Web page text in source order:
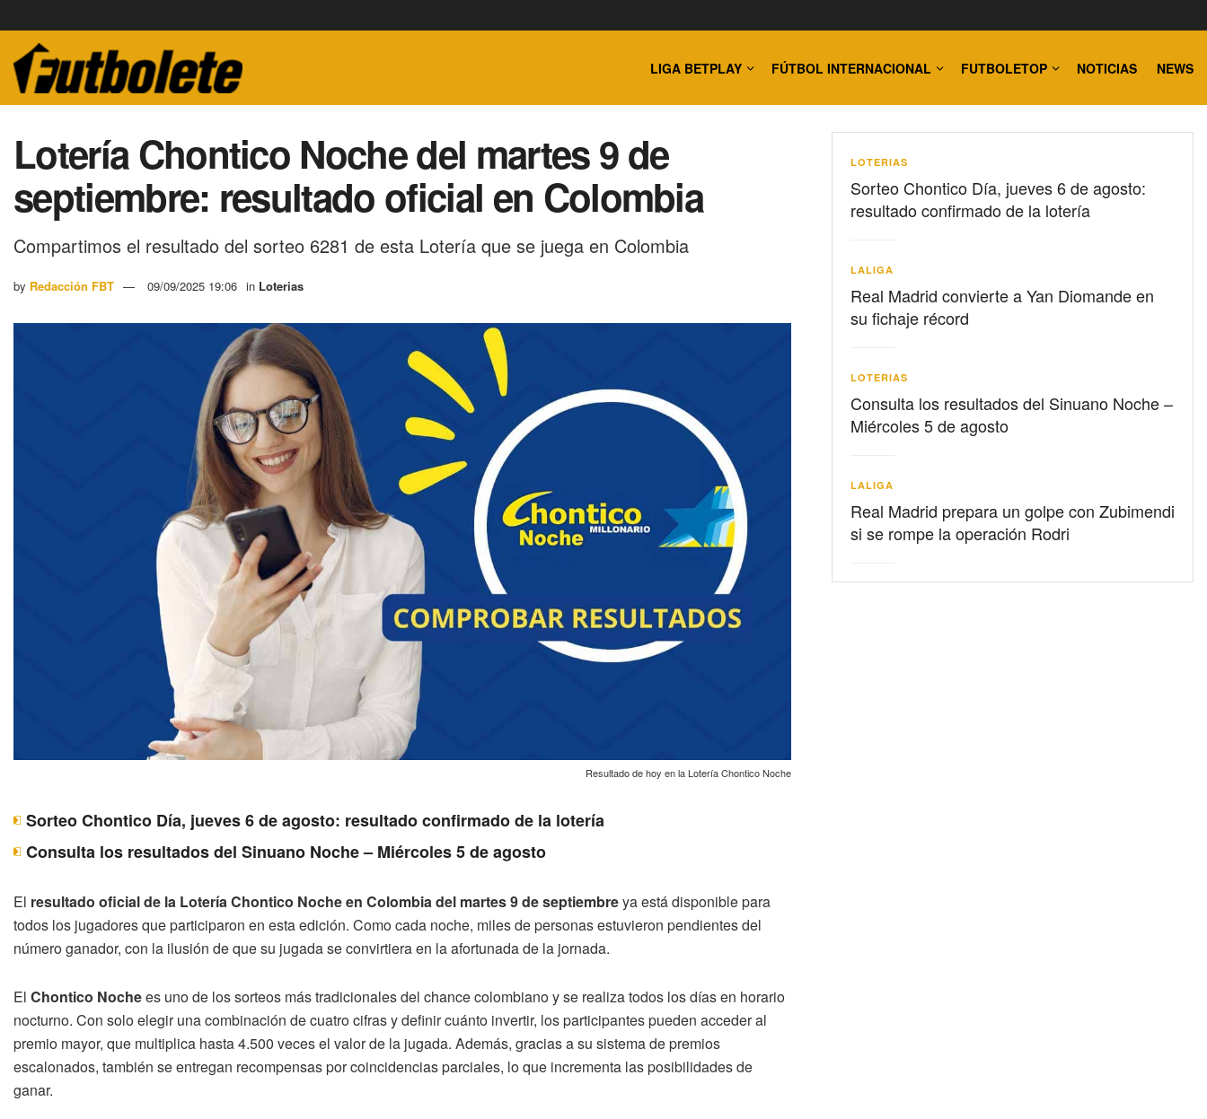
LIGA BETPLAY FÚTBOL INTERNACIONAL FUTBOLETOP NOTICIAS NEWS
Lotería Chontico Noche del martes 9 de
septiembre: resultado oficial en Colombia
Compartimos el resultado del sorteo 6281 de esta Lotería que se juega en Colombia
by Redacción FBT 09/09/2025 19:06 in Loterias
Resultado de hoy en la Lotería Chontico Noche
Sorteo Chontico Día, jueves 6 de agosto: resultado confirmado de la lotería
Consulta los resultados del Sinuano Noche – Miércoles 5 de agosto
El resultado oficial de la Lotería Chontico Noche en Colombia del martes 9 de septiembreya está disponible para
todos los jugadores que participaron en esta edición. Como cada noche, miles de personas estuvieron pendientes del
número ganador, con la ilusión de que su jugada se convirtiera en la afortunada de la jornada.
El Chontico Nochees uno de los sorteos más tradicionales del chance colombiano y se realiza todos los días en horario
nocturno. Con solo elegir una combinación de cuatro cifras y definir cuánto invertir, los participantes pueden acceder al
premio mayor, que multiplica hasta 4.500 veces el valor de la jugada. Además, gracias a su sistema de premios
escalonados, también se entregan recompensas por coincidencias parciales, lo que incrementa las posibilidades de
ganar.
LOTERIAS
Sorteo Chontico Día, jueves 6 de agosto:
resultado confirmado de la lotería
LALIGA
Real Madrid convierte a Yan Diomande en
su fichaje récord
LOTERIAS
Consulta los resultados del Sinuano Noche –
Miércoles 5 de agosto
LALIGA
Real Madrid prepara un golpe con Zubimendi
si se rompe la operación Rodri